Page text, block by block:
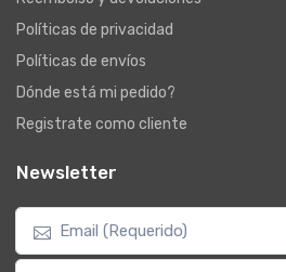
Políticas de privacidad
Políticas de envíos
Dónde está mi pedido?
Registrate como cliente
Newsletter